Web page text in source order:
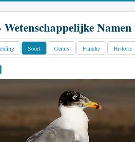
Soort Genus Familie Historie